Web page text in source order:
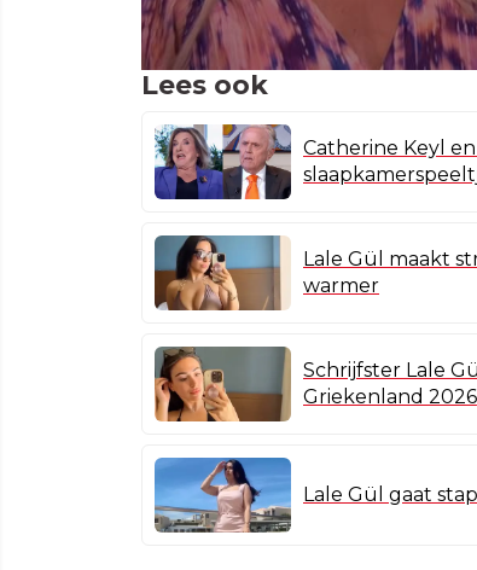
Lees ook
Catherine Keyl
Lale Gül maakt
warmer
Schrijfster Lale
Griekenland 2026
Lale Gül gaat